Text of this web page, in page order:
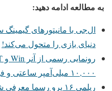
به مطالعه ادامه دهید:
دنیای بازی را متحول می‌کند!
۱۰,۰۰۰ میلی‌آمپر ساعتی و فن خنک‌کننده